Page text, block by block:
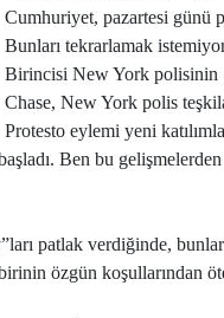
Cumhuriyet, pazartesi günü
Bunları tekrarlamak
Birincisi New York polisinin
Chase, New York polis
Protesto eylemi yeni
Ben bu
patlak verdiğinde,
özgün koşullarından